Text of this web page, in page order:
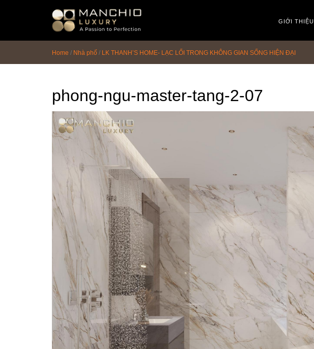
GIỚI THIỆU
Home / Nhà phố / LK THANH’S HOME- LẠC LỐI TRONG KHÔNG GIAN SỐNG HIỆN ĐẠI
phong-ngu-master-tang-2-07